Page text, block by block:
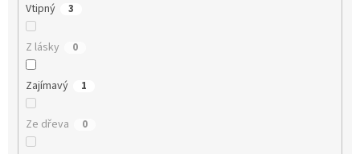
Vtipný 3
Z lásky 0
Zajímavý 1
Ze dřeva 0